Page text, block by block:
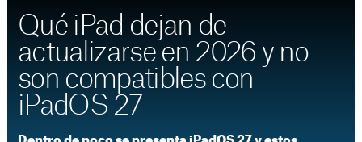
Qué iPad dejan de
actualizarse en 2026 y no
son compatibles con
iPadOS 27